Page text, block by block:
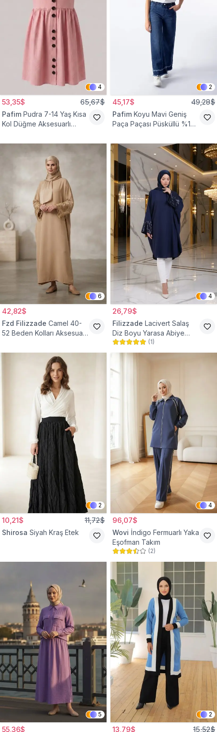
4
53,35$ 65,67$
Pafim Pudra 7-14 Yaş Kısa
Kol Düğme Aksesuarlı
2
45,17$ 49,28$
Pafim Koyu Mavi Geniş
Paça Paçası Püsküllü %100
Pantolon
6
42,82$
Fzd Filizzade Camel 40-
52 Beden Kolları Aksesuar
4
26,79$
Filizzade Lacivert Salaş
Diz Boyu Yarasa Abiye
Tunik
(1)
2
10,21$ 11,72$
Shirosa Siyah Kraş Etek
4
96,07$
Wovi İndigo Fermuarlı Yaka
Eşofman Takım
(2)
5
55,36$
2
13,79$ 15,52$